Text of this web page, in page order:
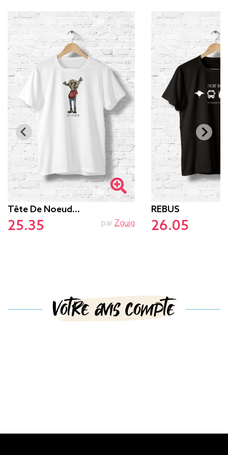
Tête De Noeud…
25.35 par Zguig
REBUS
26.05
Votre avis compte